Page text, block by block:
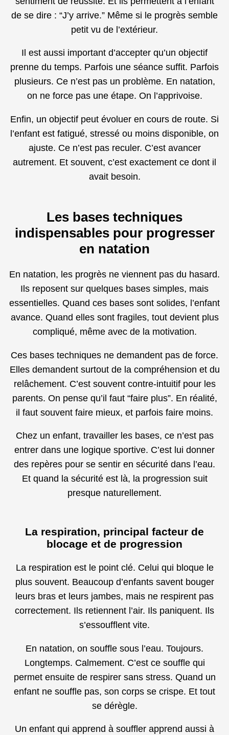
de se dire : “J’y arrive.” Même si le progrès semble
petit vu de l’extérieur.
Il est aussi important d’accepter qu’un objectif
prenne du temps. Parfois une séance suffit. Parfois
plusieurs. Ce n’est pas un problème. En natation,
on ne force pas une étape. On l’apprivoise.
Enfin, un objectif peut évoluer en cours de route. Si
l’enfant est fatigué, stressé ou moins disponible, on
ajuste. Ce n’est pas reculer. C’est avancer
autrement. Et souvent, c’est exactement ce dont il
avait besoin.
Les bases techniques
indispensables pour progresser
en natation
En natation, les progrès ne viennent pas du hasard.
Ils reposent sur quelques bases simples, mais
essentielles. Quand ces bases sont solides, l’enfant
avance. Quand elles sont fragiles, tout devient plus
compliqué, même avec de la motivation.
Ces bases techniques ne demandent pas de force.
Elles demandent surtout de la compréhension et du
relâchement. C’est souvent contre-intuitif pour les
parents. On pense qu’il faut “faire plus”. En réalité,
il faut souvent faire mieux, et parfois faire moins.
Chez un enfant, travailler les bases, ce n’est pas
entrer dans une logique sportive. C’est lui donner
des repères pour se sentir en sécurité dans l’eau.
Et quand la sécurité est là, la progression suit
presque naturellement.
La respiration, principal facteur de
blocage et de progression
La respiration est le point clé. Celui qui bloque le
plus souvent. Beaucoup d’enfants savent bouger
leurs bras et leurs jambes, mais ne respirent pas
correctement. Ils retiennent l’air. Ils paniquent. Ils
s’essoufflent vite.
En natation, on souffle sous l’eau. Toujours.
Longtemps. Calmement. C’est ce souffle qui
permet ensuite de respirer sans stress. Quand un
enfant ne souffle pas, son corps se crispe. Et tout
se dérègle.
Un enfant qui apprend à souffler apprend aussi à